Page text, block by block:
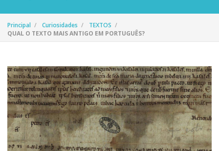
Principal Curiosidades
TEXTOS
QUAL O TEXTO MAIS ANTIGO EM PORTUGUÊS?